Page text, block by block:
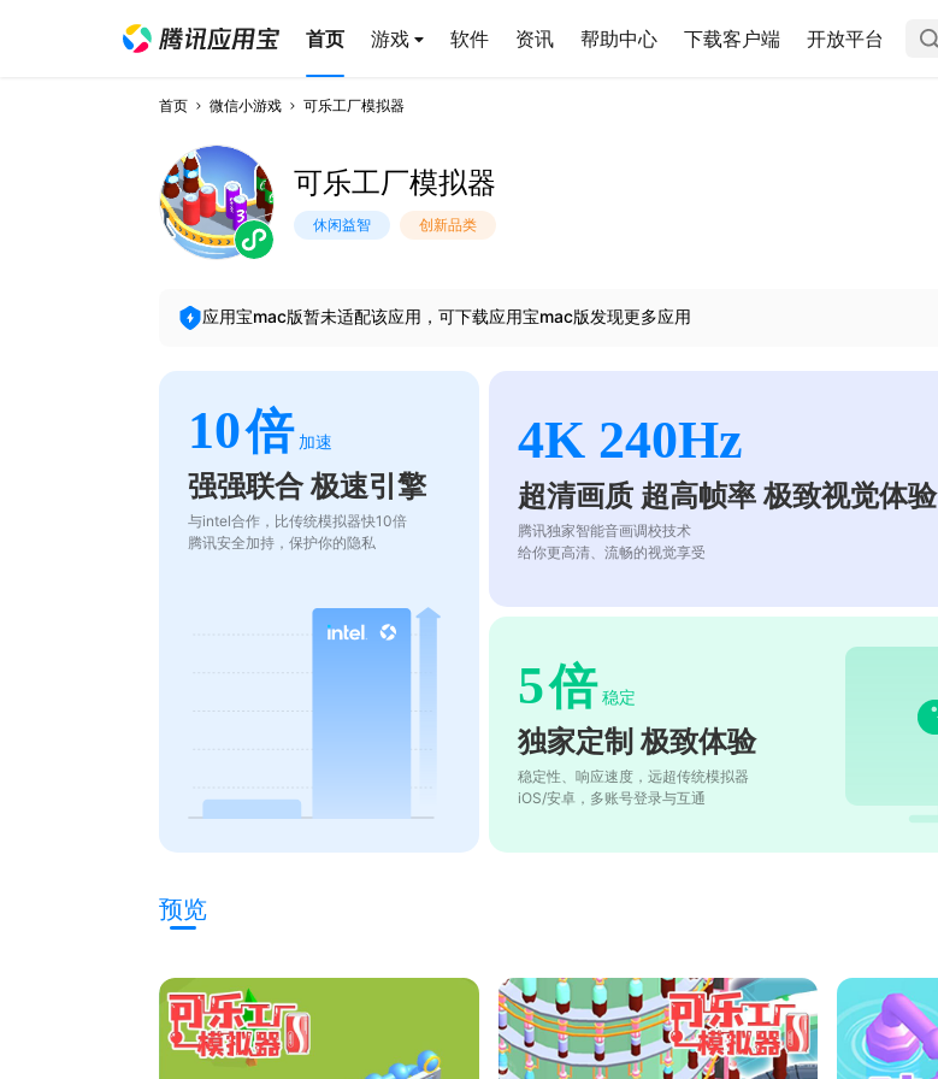
首页 游戏 软件 资讯 帮助中心 下载客户端 开放平台
首页 微信小游戏 可乐工厂模拟器
可乐工厂模拟器
休闲益智 创新品类
应用宝mac版暂未适配该应用，可下载应用宝mac版发现更多应用
10倍 加速
强强联合 极速引擎
与intel合作，比传统模拟器快10倍
腾讯安全加持，保护你的隐私
4K 240Hz
超清画质 超高帧率 极致视觉体验
腾讯独家智能音画调校技术
给你更高清、流畅的视觉享受
5倍 稳定
独家定制 极致体验
稳定性、响应速度，远超传统模拟器
iOS/安卓，多账号登录与互通
预览